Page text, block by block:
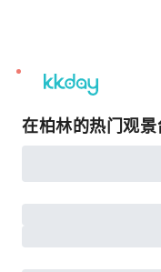
unread
notifications
在柏林的热门观景